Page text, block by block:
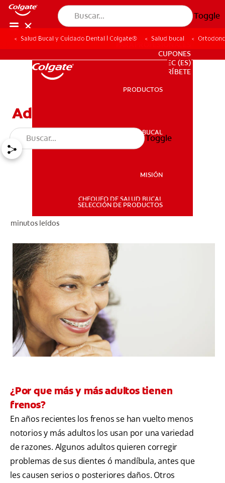
Toggle
SALUD BUCAL
PARA PROFESIONALES
CUPONES
EC (ES)
SUSCRÍBETE
PRODUCTOS
SALUD BUCAL
MISIÓN
CHEQUEO DE SALUD BUCAL
SELECCIÓN DE PRODUCTOS
Toggle
Salud Bucal y Cuidado Dental | Colgate® Salud bucal
Adultos Y Ortodoncia
minutos leídos
¿Por que más y más adultos tienen
frenos?
En años recientes los frenos se han vuelto menos
notorios y más adultos los usan por una variedad
de razones. Algunos adultos quieren corregir
problemas de sus dientes ó mandíbula, antes que
les causen serios o posteriores daños. Otros